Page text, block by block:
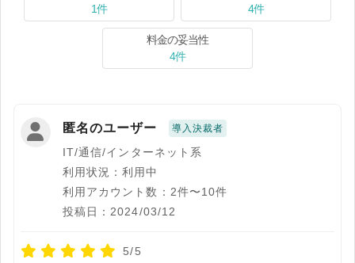
1件
4件
料金の妥当性
4件
匿名のユーザー 導入決裁者
IT/通信/インターネット系
利用状況：利用中
利用アカウント数：2件〜10件
投稿日：2024/03/12
5/5